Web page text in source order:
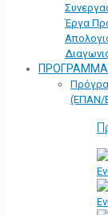
Έργα
(ΕΠΑΝ/